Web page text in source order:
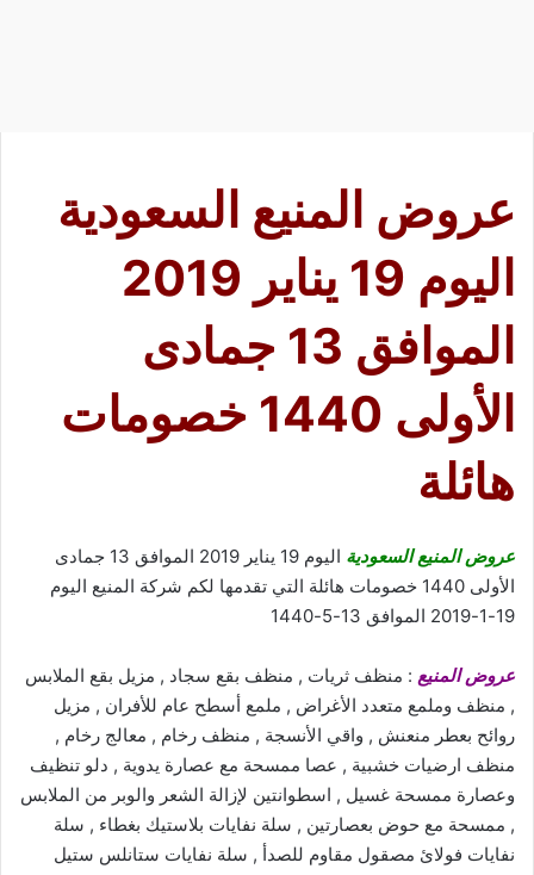
عروض المنيع السعودية
اليوم 19 يناير 2019
الموافق 13 جمادى
الأولى 1440 خصومات
هائلة
عروض المنيع السعودية
اليوم 19 يناير 2019 الموافق 13 جمادى
الأولى 1440 خصومات هائلة التي تقدمها لكم شركة المنيع اليوم
19-1-2019 الموافق 13-5-1440
عروض المنيع : منظف ثريات , منظف بقع سجاد , مزيل بقع الملابس
, منظف وملمع متعدد الأغراض , ملمع أسطح عام للأفران , مزيل
روائح بعطر منعنش , واقي الأنسجة , منظف رخام , معالج رخام ,
منظف ارضيات خشبية , عصا ممسحة مع عصارة يدوية , دلو تنظيف
وعصارة ممسحة غسيل , اسطوانتين لإزالة الشعر والوبر من الملابس
, ممسحة مع حوض بعصارتين , سلة نفايات بلاستيك بغطاء , سلة
نفايات فولائ مصقول مقاوم للصدأ , سلة نفايات ستانلس ستيل